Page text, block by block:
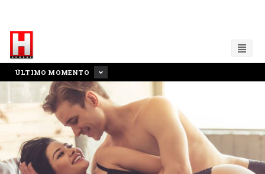
ÚLTIMO MOMENTO